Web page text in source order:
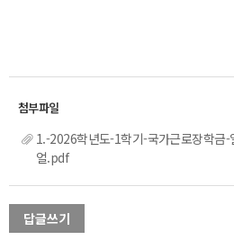
1.-2026학년도-1학기-국가근로장학금
얼.pdf
답글쓰기